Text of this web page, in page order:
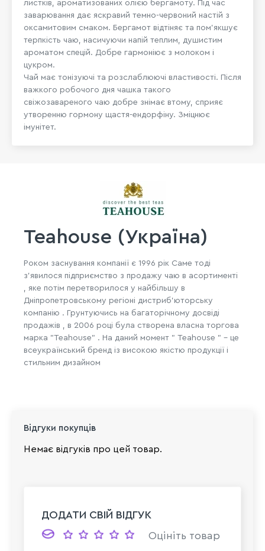
листків, ароматизованих олією бергамоту. Під час
заварювання дає яскравий темно-червоний настій з
оксамитовим смаком. Бергамот відтіняє та пом'якшує
терпкість чаю, насичуючи напій теплим, душистим
ароматом спецій. Добре гармоніює з молоком і
цукром.
Чай має тонізуючі та розслаблюючі властивості. Після
важкого робочого дня чашка такого
свіжозавареного чаю добре знімає втому, сприяє
утворенню гормону щастя-ендорфіну. Зміцнює
імунітет.
Teahouse (Україна)
Роком заснування компанії є 1996 рік Саме тоді
з'явилося підприємство з продажу чаю ​​в асортименті
, яке потім перетворилося у найбільшу в
Дніпропетровському регіоні дистриб'юторську
компанію . Грунтуючись на багаторічному досвіді
продажів , в 2006 році була створена власна торгова
марка "Teahouse" . На даний момент " Teahouse " - це
всеукраїнський бренд із високою якістю продукції і
стильним дизайном
Відгуки покупців
Немає відгуків про цей товар.
ДОДАТИ СВІЙ ВІДГУК
Оцініть товар